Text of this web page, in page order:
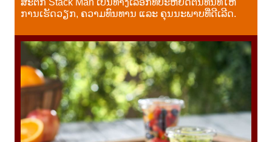
ການເຮັດວຽກ, ຄວາມທົນທານ ແລະ ຄຸນນະພາບທີ່ດີເລີດ.